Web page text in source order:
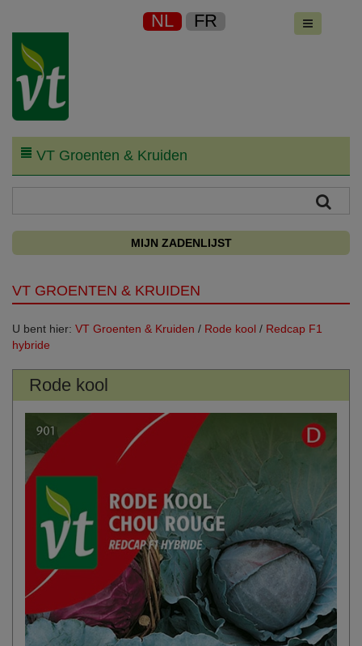
NL FR
VT Groenten & Kruiden
MIJN ZADENLIJST
VT GROENTEN & KRUIDEN
U bent hier: VT Groenten & Kruiden / Rode kool / Redcap F1
hybride
Rode kool